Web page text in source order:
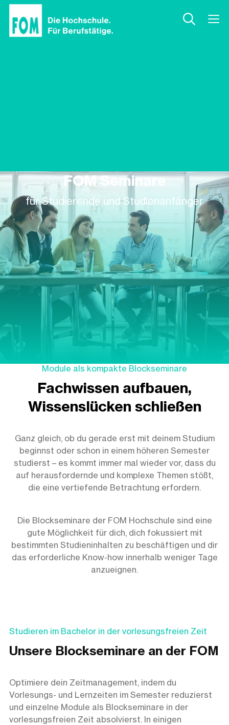
FOM Seminare
für Studierende und Studienanfänger
Module als kompakte Blockseminare
Fachwissen aufbauen,
Wissenslücken schließen
Ganz gleich, ob du gerade erst mit deinem Studium
beginnst oder schon in einem höheren Semester
studierst – es kommt immer mal wieder vor, dass du
auf herausfordernde und komplexe Themen stößt,
die eine vertiefende Betrachtung erfordern.
Die Blockseminare der FOM Hochschule sind eine
gute Möglichkeit für dich, dich fokussiert mit
bestimmten Studieninhalten zu beschäftigen und dir
das erforderliche Know-how innerhalb weniger Tage
anzueignen.
Studieren im Bachelor in der vorlesungsfreien Zeit
Unsere Blockseminare an der FOM
Optimiere dein Zeitmanagement, indem du
Vorlesungs- und Lernzeiten im Semester reduzierst
und einzelne Module als Blockseminare in der
vorlesungsfreien Zeit absolvierst. In einigen